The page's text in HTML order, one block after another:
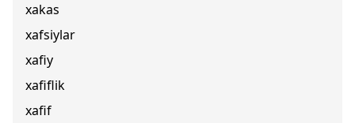
xakas
xafsiylar
xafiy
xafiflik
xafif